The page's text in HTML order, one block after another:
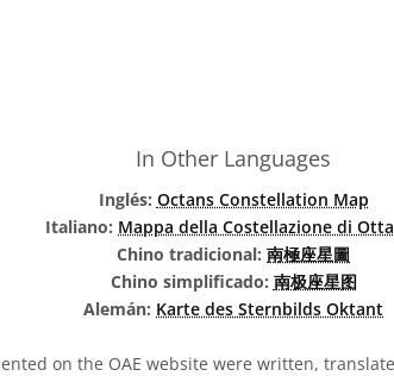
In Other Languages
Inglés: Octans Constellation Map
Italiano: Mappa della Costellazione di
Chino tradicional: 南極座星圖
Chino simplificado: 南极座星图
Alemán: Karte des Sternbilds Oktant
on the OAE website were written,